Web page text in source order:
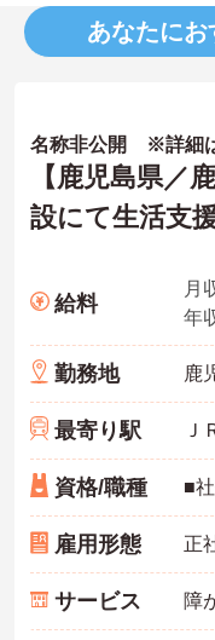
あなたにお
名称非公開 ※詳細
【鹿児島県／
設にて生活支
給料
勤務地 鹿
最寄り駅
資格/職種 ■
雇用形態 正
サービス 障